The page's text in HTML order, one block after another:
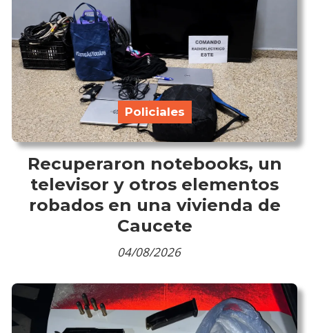
Recuperaron notebooks, un
televisor y otros elementos
robados en una vivienda de
Caucete
Policiales
04/08/2026